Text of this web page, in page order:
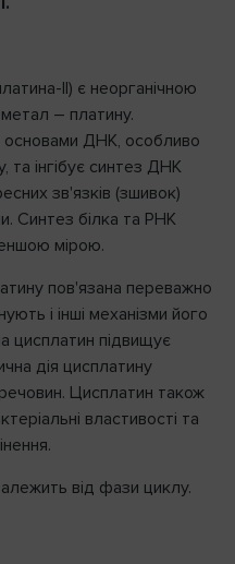
ІІ) є неорганічною
– платину.
основами ДНК, особливо
та інгібує синтез ДНК
зв'язків (зшивок)
Синтез білка та РНК
мірою.
пов'язана переважно
і інші механізми його
цисплатин підвищує
дія цисплатину
Цисплатин також
властивості та
від фази циклу.